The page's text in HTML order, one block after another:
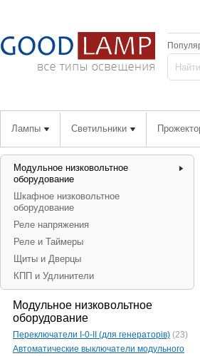
Лампы Светильники
Модульное низковольтное
оборудование
Шкафное низковольтное
оборудование
Реле напряжения
Реле и Таймеры
Щиты и Дверцы
КПП и Удлинители
Модульное низковольтное
оборудование
Переключатели I-0-II (для генераторів) (23)
Автоматические выключатели модульного